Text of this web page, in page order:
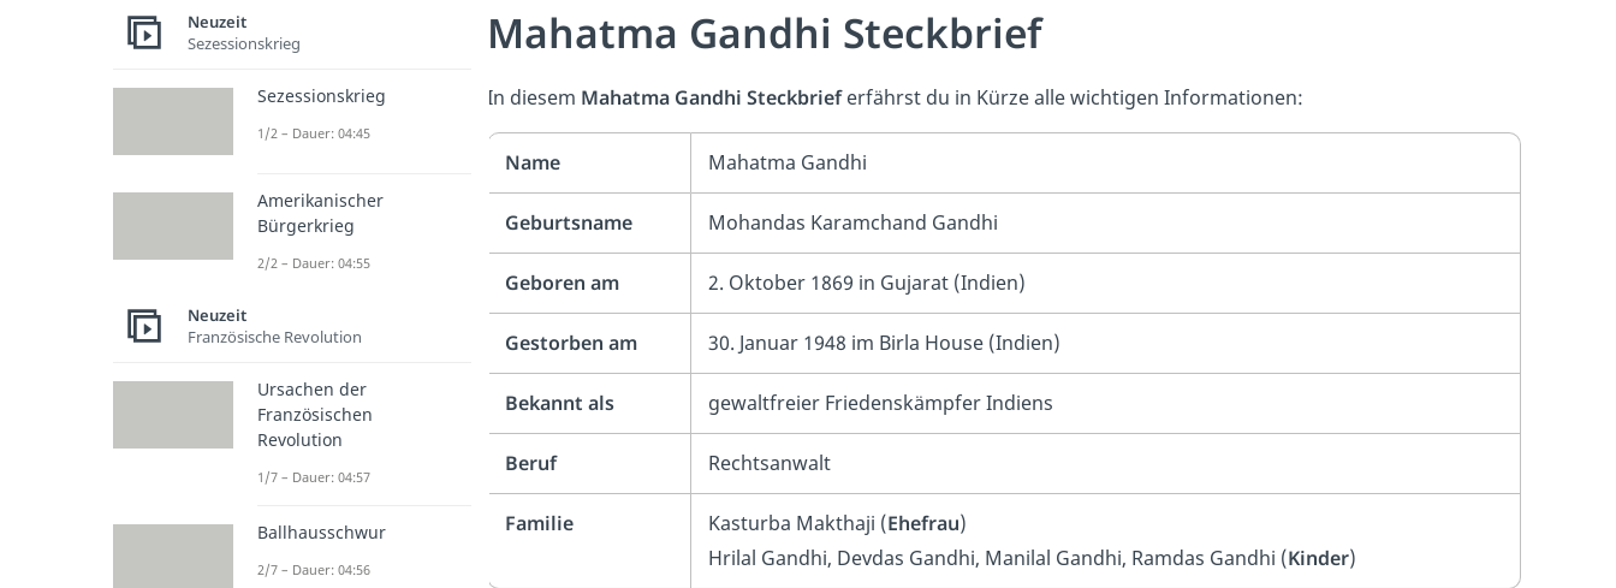
Mahatma Gandhi Steckbrief
In diesem Mahatma Gandhi Steckbrieferfährst du in Kürze alle wichtigen Informationen:
Name Mahatma Gandhi
Geburtsname Mohandas Karamchand Gandhi
Geboren am 2. Oktober 1869 in Gujarat (Indien)
Gestorben am 30. Januar 1948 im Birla House (Indien)
Bekannt als gewaltfreier Friedenskämpfer Indiens
Beruf Rechtsanwalt
Familie Kasturba Makthaji (Ehefrau)
Hrilal Gandhi, Devdas Gandhi, Manilal Gandhi, Ramdas Gandhi (Kinder)
Neuzeit
Sezessionskrieg
Sezessionskrieg
1/2 – Dauer: 04:45
Amerikanischer
Bürgerkrieg
2/2 – Dauer: 04:55
Neuzeit
Französische Revolution
Ursachen der
Französischen
Revolution
1/7 – Dauer: 04:57
Ballhausschwur
2/7 – Dauer: 04:56